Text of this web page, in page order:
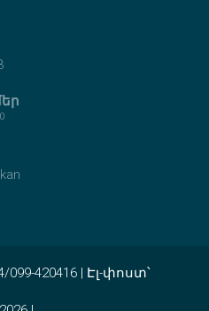
099-420416 | Էլ-փոստ՝